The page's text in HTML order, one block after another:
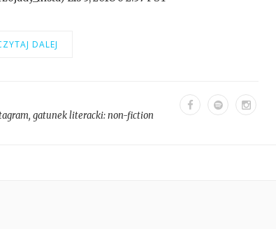
DALEJ
, gatunek literacki:non-fiction